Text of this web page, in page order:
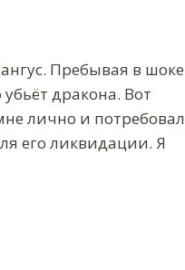
Пребывая в шоке
дракона. Вот
лично и потребовал
его ликвидации. Я